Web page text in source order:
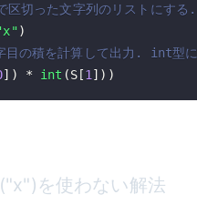
切った文字列のリストにする.
)
目の積を計算して出力. int型
] ) * int (S[1 ] ) )
を使わない解法